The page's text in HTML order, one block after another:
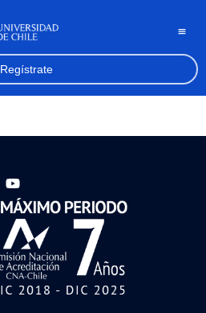
Regístrate